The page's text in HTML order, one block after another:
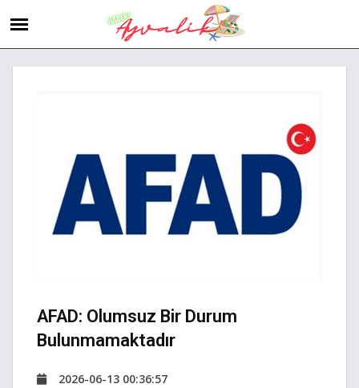
AFAD: Olumsuz Bir Durum
Bulunmamaktadır
2026-06-13 00:36:57